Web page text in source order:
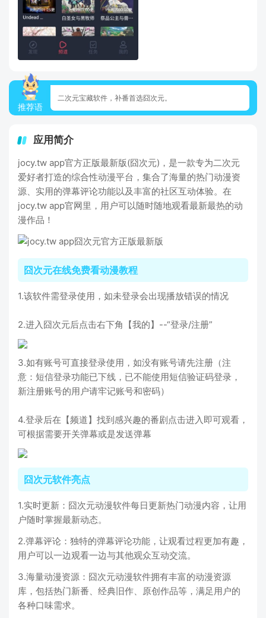
推荐语
二次元宝藏软件，补番首选囧次元。
应用简介
jocy.tw app官方正版最新版(囧次元)，是一款专为二次元
爱好者打造的综合性动漫平台，集合了海量的热门动漫资
源、实用的弹幕评论功能以及丰富的社区互动体验。在
jocy.tw app官网里，用户可以随时随地观看最新最热的动
漫作品！
囧次元在线免费看动漫教程
1.该软件需登录使用，如未登录会出现播放错误的情况
2.进入囧次元后点击右下角【我的】--“登录/注册”
3.如有账号可直接登录使用，如没有账号请先注册（注
意：短信登录功能已下线，已不能使用短信验证码登录，
新注册账号的用户请牢记账号和密码）
4.登录后在【频道】找到感兴趣的番剧点击进入即可观看，
可根据需要开关弹幕或是发送弹幕
囧次元软件亮点
1.实时更新：囧次元动漫软件每日更新热门动漫内容，让用
户随时掌握最新动态。
2.弹幕评论：独特的弹幕评论功能，让观看过程更加有趣，
用户可以一边观看一边与其他观众互动交流。
3.海量动漫资源：囧次元动漫软件拥有丰富的动漫资源
库，包括热门新番、经典旧作、原创作品等，满足用户的
各种口味需求。